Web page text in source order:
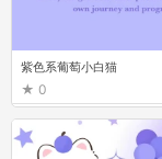
紫色系葡萄小白猫
0